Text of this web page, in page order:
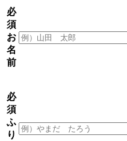
必
須
お
名
前
必
須
ふ
り